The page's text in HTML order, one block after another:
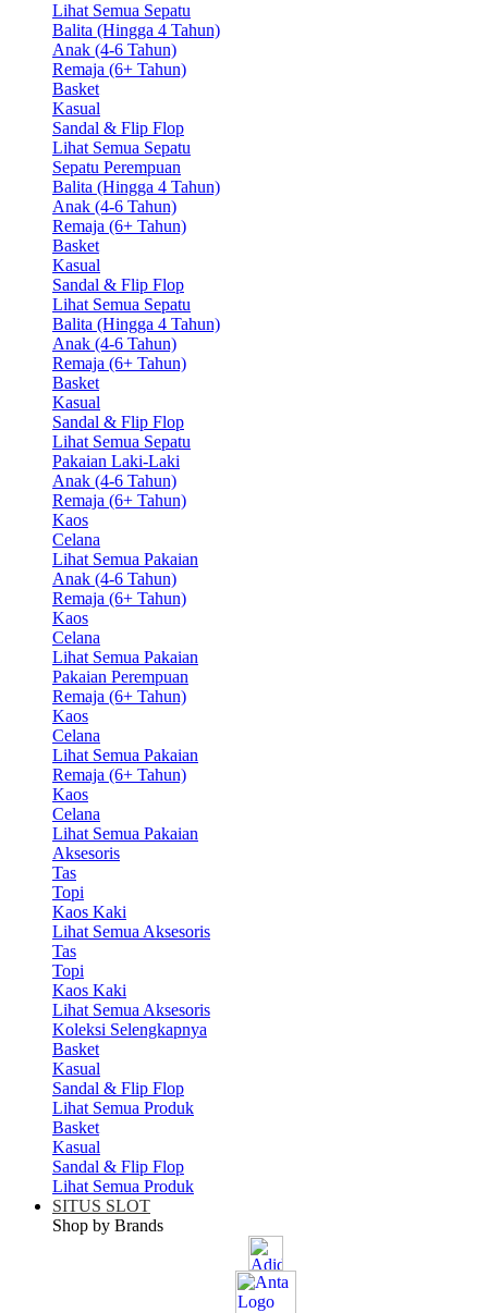
Lihat Semua Sepatu
Balita (Hingga 4 Tahun)
Anak (4-6 Tahun)
Remaja (6+ Tahun)
Basket
Kasual
Sandal & Flip Flop
Lihat Semua Sepatu
Sepatu Perempuan
Balita (Hingga 4 Tahun)
Anak (4-6 Tahun)
Remaja (6+ Tahun)
Basket
Kasual
Sandal & Flip Flop
Lihat Semua Sepatu
Balita (Hingga 4 Tahun)
Anak (4-6 Tahun)
Remaja (6+ Tahun)
Basket
Kasual
Sandal & Flip Flop
Lihat Semua Sepatu
Pakaian Laki-Laki
Anak (4-6 Tahun)
Remaja (6+ Tahun)
Kaos
Celana
Lihat Semua Pakaian
Anak (4-6 Tahun)
Remaja (6+ Tahun)
Kaos
Celana
Lihat Semua Pakaian
Pakaian Perempuan
Remaja (6+ Tahun)
Kaos
Celana
Lihat Semua Pakaian
Remaja (6+ Tahun)
Kaos
Celana
Lihat Semua Pakaian
Aksesoris
Tas
Topi
Kaos Kaki
Lihat Semua Aksesoris
Tas
Topi
Kaos Kaki
Lihat Semua Aksesoris
Koleksi Selengkapnya
Basket
Kasual
Sandal & Flip Flop
Lihat Semua Produk
Basket
Kasual
Sandal & Flip Flop
Lihat Semua Produk
SITUS SLOT
Shop by Brands